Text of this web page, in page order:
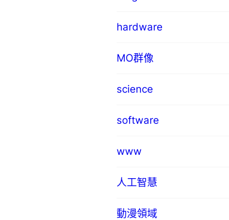
hardware
MO群像
science
software
www
人工智慧
動漫領域